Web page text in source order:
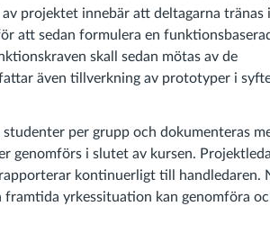
projektet innebär att deltagarna tränas
att sedan formulera en
skall sedan mötas av de
även tillverkning av prototyper i
per grupp och dokumenteras
genomförs i slutet av kursen.
kontinuerligt till handledaren.
framtida yrkessituation kan genomföra